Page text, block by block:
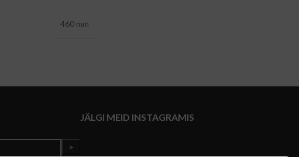
460 mm
JÄLGI MEID INSTAGRAMIS